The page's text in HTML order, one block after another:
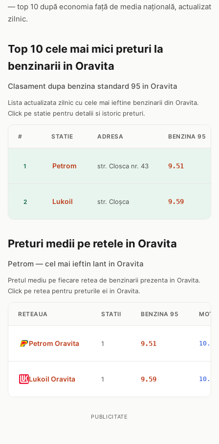
— top 10 după economia față de media națională, actualizat
zilnic.
Top 10 cele mai mici preturi la
benzinarii in Oravita
Clasament dupa benzina standard 95 in Oravita
Lista actualizata zilnic cu cele mai ieftine benzinarii din Oravita.
Click pe statie pentru detalii si istoric preturi.
# STATIE ADRESA BENZINA 95
1 Petrom str. Closca nr. 43 9.51
2 Lukoil str. Cloșca 9.59
Preturi medii pe retele in Oravita
Petrom — cel mai ieftin lant in Oravita
Pretul mediu pe fiecare retea de benzinarii prezenta in Oravita.
Click pe retea pentru preturile ei in Oravita.
RETEAUA STATII BENZINA 95
Petrom Oravita 1 9.51 10.77
Lukoil Oravita 1 9.59 10.98
PUBLICITATE